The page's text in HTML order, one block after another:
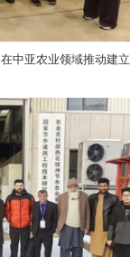
优势，在中亚农